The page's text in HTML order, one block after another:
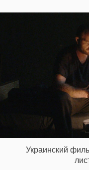
Украинский